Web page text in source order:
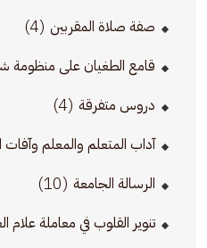
صفة صلاة المقربين (4)
قامع الطغيان على منظومة
دروس متفرقة (4)
آداب المتعلم والمعلم وآفات
الرسالة الجامعة (10)
تنوير القلوب في معاملة علام